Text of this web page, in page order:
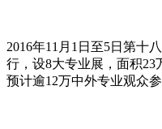
2016年11月1日至5日第十
行，设8大专业展，面积23
预计逾12万中外专业观